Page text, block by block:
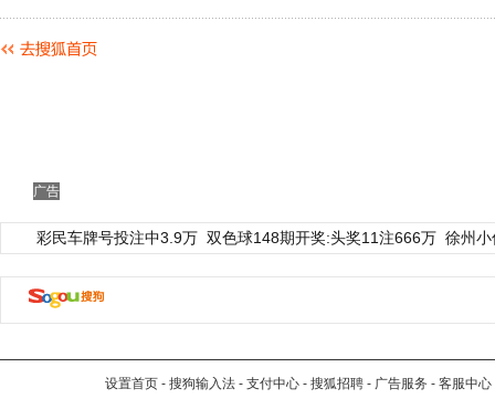
广告
彩民车牌号投注中3.9万 双色球148期开奖:头奖11注666万 徐州
设置首页 - 搜狗输入法 - 支付中心 - 搜狐招聘 - 广告服务 - 客服中心